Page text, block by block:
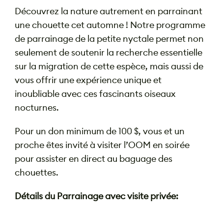
Découvrez la nature autrement en parrainant
une chouette cet automne ! Notre programme
de parrainage de la petite nyctale permet non
seulement de soutenir la recherche essentielle
sur la migration de cette espèce, mais aussi de
vous offrir une expérience unique et
inoubliable avec ces fascinants oiseaux
nocturnes.
Pour un don minimum de 100 $, vous et un
proche êtes invité à visiter l’OOM en soirée
pour assister en direct au baguage des
chouettes.
Détails du Parrainage avec visite privée: